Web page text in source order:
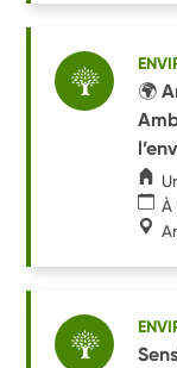
🌍
À